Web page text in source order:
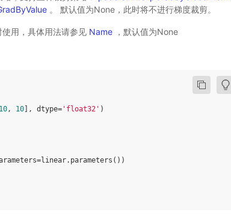
。 默认值为None，此时将不进行梯度裁剪。
用，具体用法请参见 Name，默认值为None
10 , 10], dtype= 'float32' )
=linear. parameters ())